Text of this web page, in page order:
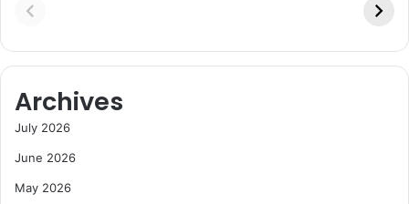
Archives
July 2026
June 2026
May 2026